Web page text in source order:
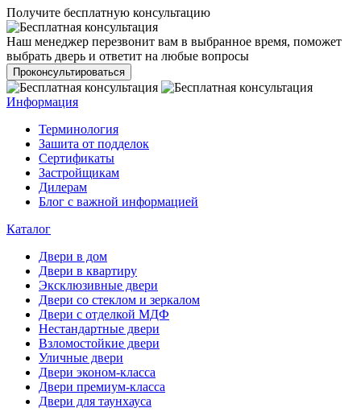
Получите бесплатную консультацию
Наш менеджер перезвонит вам в выбранное время, поможет
выбрать дверь и ответит на любые вопросы
Проконсультироваться
Информация
Терминология
Зашита от подделок
Сертификаты
Застройщикам
Дилерам
Блог с важной информацией
Каталог
Двери в дом
Двери в квартиру
Эксклюзивные двери
Двери со стеклом и зеркалом
Двери с отделкой МДФ
Нестандартные двери
Взломостойкие двери
Уличные двери
Двери эконом-класса
Двери премиум-класса
Двери для таунхауса